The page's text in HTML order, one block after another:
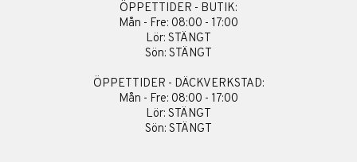
ÖPPETTIDER - BUTIK:
Mån - Fre: 08:00 - 17:00
Lör: STÄNGT
Sön: STÄNGT
ÖPPETTIDER - DÄCKVERKSTAD:
Mån - Fre: 08:00 - 17:00
Lör: STÄNGT
Sön: STÄNGT